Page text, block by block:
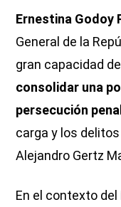
Ernestina Godoy
General de la
gran capacidad
consolidar una
persecución
carga y los
Alejandro Gertz
En el contexto del